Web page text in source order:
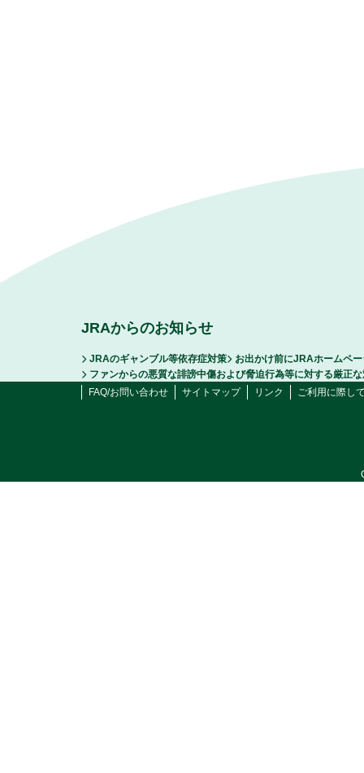
JRAからのお知らせ
JRAのギャンブル等依存症対策
お出かけ前にJRAホームペ
ファンからの悪質な誹謗中傷および脅迫行為等に対する厳正
FAQ/お問い合わせ
サイトマップ リンク ご利用に際し